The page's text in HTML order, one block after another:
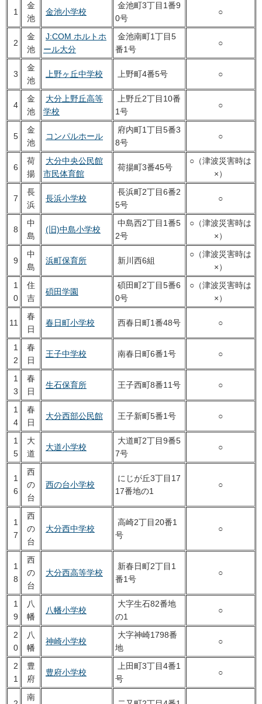
1
金
池
金池小学校
金池町3丁目1番9
0号
○
2
金
池
J:COM ホルトホ
ール大分
金池南町1丁目5
番1号
○
3
金
池
上野ヶ丘中学校 上野町4番5号 ○
4
金
池
大分上野丘高等
学校
上野丘2丁目10番
1号
○
5
金
池
コンパルホール
府内町1丁目5番3
8号
○
6
荷
揚
大分中央公民館
市民体育館
荷揚町3番45号
○（津波災害時は
×）
7
長
浜
長浜小学校
長浜町2丁目6番2
5号
○
8
中
島
(旧)中島小学校
中島西2丁目1番5
2号
○（津波災害時は
×）
9
中
島
浜町保育所 新川西6組
○（津波災害時は
×）
1
0
住
吉
碩田学園
碩田町2丁目5番6
0号
○（津波災害時は
×）
11
春
日
春日町小学校 西春日町1番48号 ○
1
2
春
日
王子中学校 南春日町6番1号 ○
1
3
春
日
生石保育所 王子西町8番11号 ○
1
4
春
日
大分西部公民館 王子新町5番1号 ○
1
5
大
道
大道小学校
大道町2丁目9番5
7号
○
1
6
西
の
台
西の台小学校
にじが丘3丁目17
17番地の1
○
1
7
西
の
台
大分西中学校
高崎2丁目20番1
号
○
1
8
西
の
台
大分西高等学校
新春日町2丁目1
番1号
○
1
9
八
幡
八幡小学校
大字生石82番地
の1
○
2
0
八
幡
神崎小学校
大字神崎1798番
地
○
2
1
豊
府
豊府小学校
上田町3丁目4番1
号
○
南